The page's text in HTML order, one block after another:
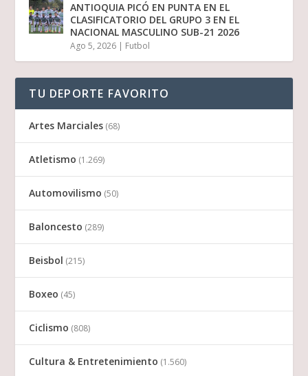
ANTIOQUIA PICÓ EN PUNTA EN EL
CLASIFICATORIO DEL GRUPO 3 EN EL
NACIONAL MASCULINO SUB-21 2026
Ago 5, 2026 | Futbol
TU DEPORTE FAVORITO
Artes Marciales (68)
Atletismo (1.269)
Automovilismo (50)
Baloncesto (289)
Beisbol (215)
Boxeo (45)
Ciclismo (808)
Cultura & Entretenimiento (1.560)